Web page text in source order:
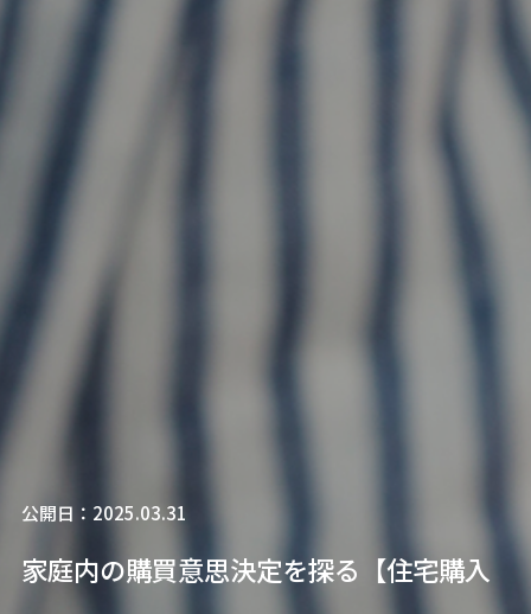
公開日：2025.03.31
家庭内の購買意思決定を探る【住宅購入